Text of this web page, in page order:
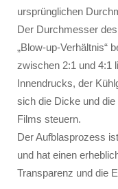
ursprünglichen
Der Durchmesser
„Blow-up-Verhältnis“
zwischen 2:1 und 4:1
Innendrucks, der
sich die Dicke und
Films steuern.
Der Aufblasprozess
und hat einen
Transparenz und die